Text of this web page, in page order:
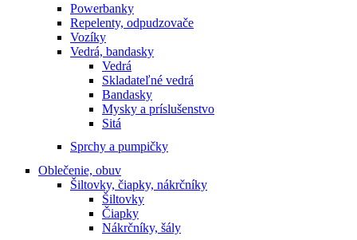
Powerbanky
Repelenty, odpudzovače
Vozíky
Vedrá, bandasky
Vedrá
Skladateľné vedrá
Bandasky
Mysky a príslušenstvo
Sitá
Sprchy a pumpičky
Oblečenie, obuv
Šiltovky, čiapky, nákrčníky
Šiltovky
Čiapky
Nákrčníky, šály